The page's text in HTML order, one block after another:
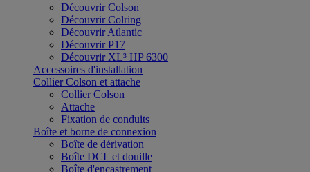
Découvrir Colson
Découvrir Colring
Découvrir Atlantic
Découvrir P17
Découvrir XL³ HP 6300
Accessoires d'installation
Collier Colson et attache
Collier Colson
Attache
Fixation de conduits
Boîte et borne de connexion
Boîte de dérivation
Boîte DCL et douille
Boîte d'encastrement